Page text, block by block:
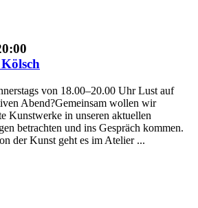
von 18.00–20.00 Uhr Lust auf
Abend?Gemeinsam wollen wir
Kunstwerke in unseren aktuellen
betrachten und ins Gespräch kommen.
der Kunst geht es im Atelier ...